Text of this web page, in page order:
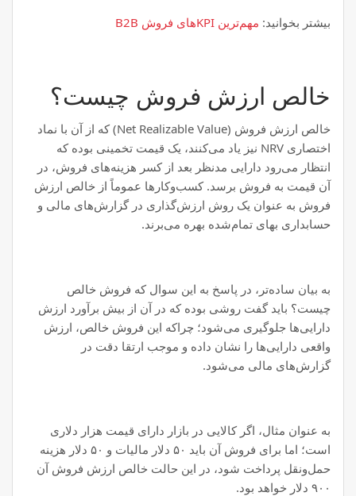
بیشتر بخوانید: مهم‌ترین KPIهای فروش B2B
خالص ارزش فروش چیست؟
خالص ارزش فروش (Net Realizable Value) که از آن با نماد
اختصاری NRV نیز یاد می‌کنند، یک قیمت تخمینی بوده که
انتظار می‌رود دارایی مدنظر بعد از کسر هزینه‌های فروش، در
آن قیمت به فروش برسد. کسب‌وکارها عموماً از خالص ارزش
فروش به عنوان یک روش ارزش‌گذاری در گزارش‌های مالی و
حسابداری بهای تمام‌شده بهره می‌برند.
به بیان ساده‌تر، در پاسخ به این سوال که فروش خالص
چیست؟ باید گفت روشی بوده که در آن از بیش برآورد ارزش
دارایی‌ها جلوگیری می‌شود؛ چراکه این فروش خالص، ارزش
واقعی دارایی‌ها را نشان داده و موجب ارتقا دقت در
گزارش‌های مالی می‌شود.
به عنوان مثال، اگر کالایی در بازار دارای قیمت هزار دلاری
است؛ اما برای فروش آن باید ۵۰ دلار مالیات و ۵۰ دلار هزینه
حمل‌ونقل پرداخت شود، در این حالت خالص ارزش فروش آن
۹۰۰ دلار خواهد بود.